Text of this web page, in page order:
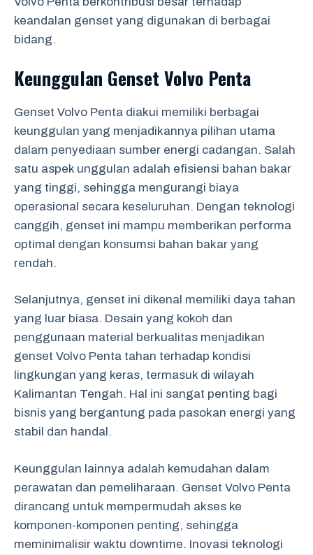
keandalan genset yang digunakan di berbagai
bidang.
Keunggulan Genset Volvo Penta
Genset Volvo Penta diakui memiliki berbagai
keunggulan yang menjadikannya pilihan utama
dalam penyediaan sumber energi cadangan. Salah
satu aspek unggulan adalah efisiensi bahan bakar
yang tinggi, sehingga mengurangi biaya
operasional secara keseluruhan. Dengan teknologi
canggih, genset ini mampu memberikan performa
optimal dengan konsumsi bahan bakar yang
rendah.
Selanjutnya, genset ini dikenal memiliki daya tahan
yang luar biasa. Desain yang kokoh dan
penggunaan material berkualitas menjadikan
genset Volvo Penta tahan terhadap kondisi
lingkungan yang keras, termasuk di wilayah
Kalimantan Tengah. Hal ini sangat penting bagi
bisnis yang bergantung pada pasokan energi yang
stabil dan handal.
Keunggulan lainnya adalah kemudahan dalam
perawatan dan pemeliharaan. Genset Volvo Penta
dirancang untuk mempermudah akses ke
komponen-komponen penting, sehingga
meminimalisir waktu downtime. Inovasi teknologi